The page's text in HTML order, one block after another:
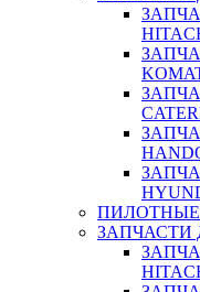
ЗАПЧАСТИ